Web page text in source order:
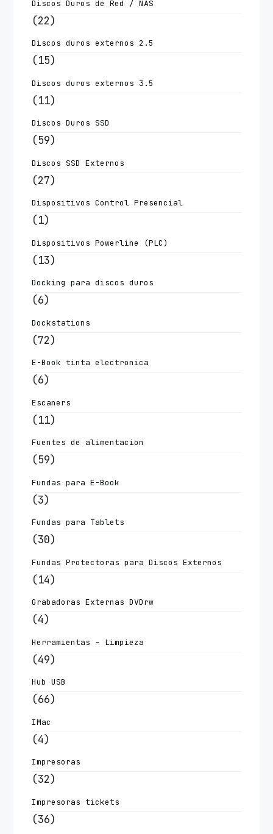
Discos Duros de Red / NAS
(22)
Discos duros externos 2.5
(15)
Discos duros externos 3.5
(11)
Discos Duros SSD
(59)
Discos SSD Externos
(27)
Dispositivos Control Presencial
(1)
Dispositivos Powerline (PLC)
(13)
Docking para discos duros
(6)
Dockstations
(72)
E-Book tinta electronica
(6)
Escaners
(11)
Fuentes de alimentacion
(59)
Fundas para E-Book
(3)
Fundas para Tablets
(30)
Fundas Protectoras para Discos Externos
(14)
Grabadoras Externas DVDrw
(4)
Herramientas - Limpieza
(49)
Hub USB
(66)
IMac
(4)
Impresoras
(32)
Impresoras tickets
(36)